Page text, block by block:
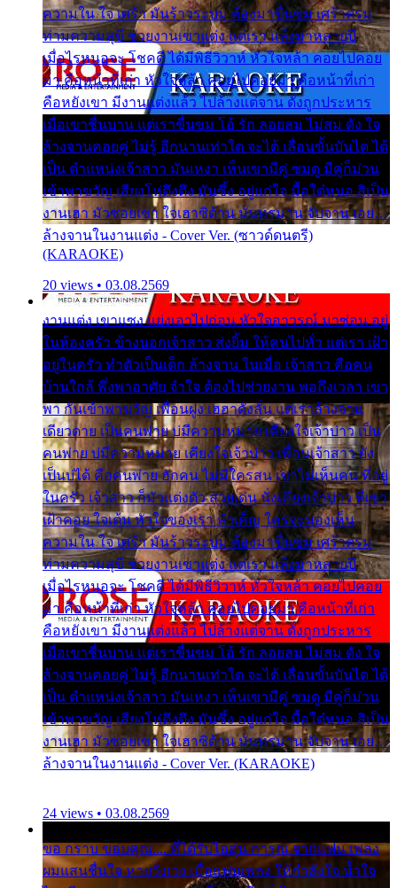
ความใน ใจ เศร้า มันร้าวระบม ต้องมาขื่นขม เศร้าตรม
ท่ามความสุขี ช่วยงานเขาแต่ง แต่เรา แล้งมาหลายปี
เมื่อไรหนอจะ โชคดี ได้มีพิธีวิวาห์ หัวใจหล้า คอยไปคอย
มา คือหน้าที่เก่า หัวใจหล้า คอยไปคอยมา คือหน้าที่เก่า
คือหยังเขา มีงานแต่งแล้ว ไปล้างแต่จาน ดั่งถูกประหาร
เมื่อเขาชื่นบาน แต่เราขื่นขม โอ้ รัก ลอยลม ไม่สม ดัง ใจ
ล้างจานคอยคู่ ไม่รู้ อีกนานเท่าใด จะได้ เลื่อนขั้นบันได ได้
เป็น ตำแหน่งเจ้าสาว มันเหงา เห็นเขามีคู่ ซมดู มีคู่ก็ม่วน
เข้าพาขวัญ เสียงโห่ตึงตึง มันซึ้ง อยู่แก่ใจ มื้อใด๋หนอ สิเป็น
งานเฮา มัวซอยเขา ใจเฮาซิด้าน มันทรมาน จับจาน เอย…
ล้างจานในงานแต่ง - Cover Ver. (ซาวด์ดนตรี)
(KARAOKE)
20 views • 03.08.2569
งานแต่ง เขาแซง แย่งเอาไปก่อน หัวใจอาวรณ์ มาซ่อน อยู่
ในห้องครัว ข้างนอกเจ้าสาว ส่งยิ้ม ให้คนไปทั่ว แต่เรา เฝ้า
อยู่ในครัว ทำตัวเป็นเด็ก ล้างจาน ในเมื่อ เจ้าสาว คือคน
บ้านใกล้ พึ่งพาอาศัย จำใจ ต้องไปช่วยงาน พอถึงเวลา เขา
พา กันเข้าพาขวัญ เพื่อนฝูง เฮฮาดังลั่น แต่เราล้างจาน
เดียวดาย เป็นคนพ่าย บ่มีความหมาย เคียงใจเจ้าบ่าว เป็น
คนพ่าย บ่มีความหมาย เคียงใจเจ้าบ่าว เพื่อนเจ้าสาว ยัง
เป็นบ่ได้ คือคนพ่าย ฮักคน ไม่มีใครสน เขาไม่เห็นคน ที่อยู่
ในครัว เจ้าสาว ก็มัวแต่งตัว สวยเด่น นั่งเคียงเจ้าบ่าว ที่เขา
เฝ้าคอย ใจเต้น หัวใจของเรา ลำเค็ญ ใครจะมองเห็น
ความใน ใจ เศร้า มันร้าวระบม ต้องมาขื่นขม เศร้าตรม
ท่ามความสุขี ช่วยงานเขาแต่ง แต่เรา แล้งมาหลายปี
เมื่อไรหนอจะ โชคดี ได้มีพิธีวิวาห์ หัวใจหล้า คอยไปคอย
มา คือหน้าที่เก่า หัวใจหล้า คอยไปคอยมา คือหน้าที่เก่า
คือหยังเขา มีงานแต่งแล้ว ไปล้างแต่จาน ดั่งถูกประหาร
เมื่อเขาชื่นบาน แต่เราขื่นขม โอ้ รัก ลอยลม ไม่สม ดัง ใจ
ล้างจานคอยคู่ ไม่รู้ อีกนานเท่าใด จะได้ เลื่อนขั้นบันได ได้
เป็น ตำแหน่งเจ้าสาว มันเหงา เห็นเขามีคู่ ซมดู มีคู่ก็ม่วน
เข้าพาขวัญ เสียงโห่ตึงตึง มันซึ้ง อยู่แก่ใจ มื้อใด๋หนอ สิเป็น
งานเฮา มัวซอยเขา ใจเฮาซิด้าน มันทรมาน จับจาน เอย…
ล้างจานในงานแต่ง - Cover Ver. (KARAOKE)
24 views • 03.08.2569
ขอ กราบ ขอบคุณ.... ที่ได้รับไออุ่น การุณ จากแฟน เพลง
ผมแสนชื่นใจ หายวังเวง เมื่อแฟนเพลง ให้กำลังใจ น้ำใจ